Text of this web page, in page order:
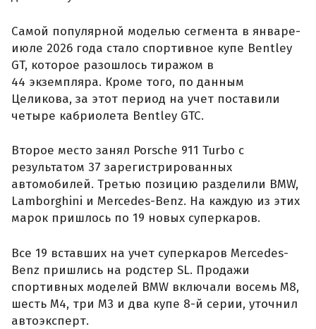
Самой популярной моделью сегмента в январе-
июле 2026 года стало спортивное купе Bentley
GT, которое разошлось тиражом в
44 экземпляра. Кроме того, по данным
Целикова, за этот период на учет поставили
четыре кабриолета Bentley GTC.
Второе место занял Porsche 911 Turbo с
результатом 37 зарегистрированных
автомобилей. Третью позицию разделили BMW,
Lamborghini и Mercedes-Benz. На каждую из этих
марок пришлось по 19 новых суперкаров.
Все 19 вставших на учет суперкаров Mercedes-
Benz пришлись на родстер SL. Продажи
спортивных моделей BMW включали восемь M8,
шесть M4, три M3 и два купе 8-й серии, уточнил
автоэксперт.